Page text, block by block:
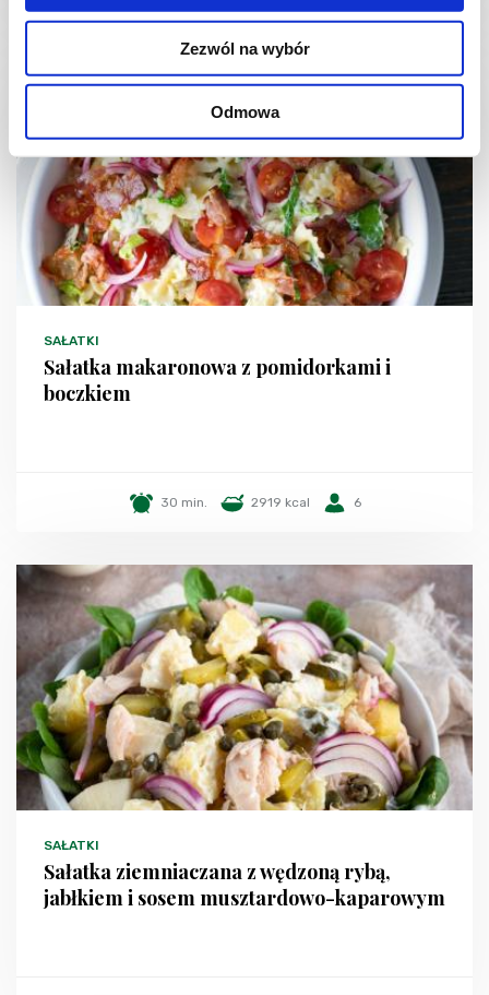
Zezwól na wybór
Odmowa
SAŁATKI
Sałatka makaronowa z pomidorkami i
boczkiem
30 min. 2919 kcal 6
SAŁATKI
Sałatka ziemniaczana z wędzoną rybą,
jabłkiem i sosem musztardowo-kaparowym